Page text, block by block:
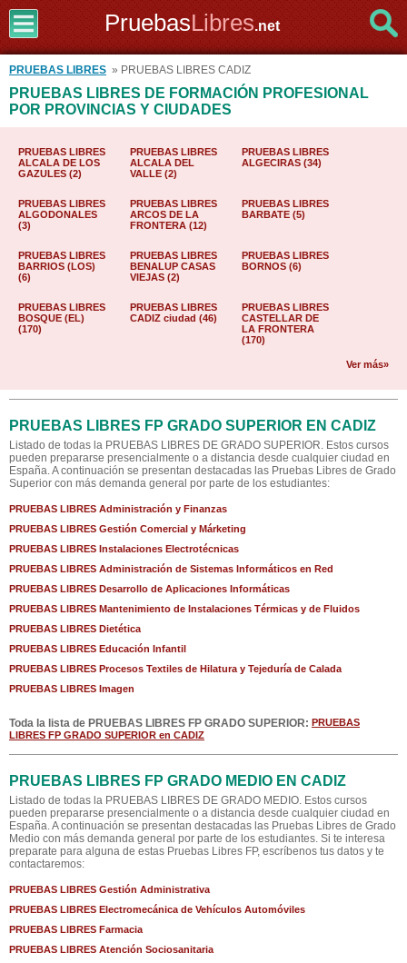
PruebasLibres.net
PRUEBAS LIBRES » PRUEBAS LIBRES CADIZ
PRUEBAS LIBRES DE FORMACIÓN PROFESIONAL
POR PROVINCIAS Y CIUDADES
PRUEBAS LIBRES
ALCALA DE LOS
GAZULES (2)
PRUEBAS LIBRES
ALCALA DEL
VALLE (2)
PRUEBAS LIBRES
ALGECIRAS (34)
PRUEBAS LIBRES
ALGODONALES
(3)
PRUEBAS LIBRES
ARCOS DE LA
FRONTERA (12)
PRUEBAS LIBRES
BARBATE (5)
PRUEBAS LIBRES
BARRIOS (LOS)
(6)
PRUEBAS LIBRES
BENALUP CASAS
VIEJAS (2)
PRUEBAS LIBRES
BORNOS (6)
PRUEBAS LIBRES
BOSQUE (EL)
(170)
PRUEBAS LIBRES
CADIZ ciudad (46)
PRUEBAS LIBRES
CASTELLAR DE
LA FRONTERA
(170)
Ver más»
PRUEBAS LIBRES FP GRADO SUPERIOR EN CADIZ
Listado de todas la PRUEBAS LIBRES DE GRADO SUPERIOR. Estos cursos
pueden prepararse presencialmente o a distancia desde cualquier ciudad en
España. A continuación se presentan destacadas las Pruebas Libres de Grado
Superior con más demanda general por parte de los estudiantes:
PRUEBAS LIBRES Administración y Finanzas
PRUEBAS LIBRES Gestión Comercial y Márketing
PRUEBAS LIBRES Instalaciones Electrotécnicas
PRUEBAS LIBRES Administración de Sistemas Informáticos en Red
PRUEBAS LIBRES Desarrollo de Aplicaciones Informáticas
PRUEBAS LIBRES Mantenimiento de Instalaciones Térmicas y de Fluidos
PRUEBAS LIBRES Dietética
PRUEBAS LIBRES Educación Infantil
PRUEBAS LIBRES Procesos Textiles de Hilatura y Tejeduría de Calada
PRUEBAS LIBRES Imagen
Toda la lista de PRUEBAS LIBRES FP GRADO SUPERIOR: PRUEBAS
LIBRES FP GRADO SUPERIOR en CADIZ
PRUEBAS LIBRES FP GRADO MEDIO EN CADIZ
Listado de todas la PRUEBAS LIBRES DE GRADO MEDIO. Estos cursos
pueden prepararse presencialmente o a distancia desde cualquier ciudad en
España. A continuación se presentan destacadas las Pruebas Libres de Grado
Medio con más demanda general por parte de los estudiantes. Si te interesa
preparate para alguna de estas Pruebas Libres FP, escríbenos tus datos y te
contactaremos:
PRUEBAS LIBRES Gestión Administrativa
PRUEBAS LIBRES Electromecánica de Vehículos Automóviles
PRUEBAS LIBRES Farmacia
PRUEBAS LIBRES Atención Sociosanitaria